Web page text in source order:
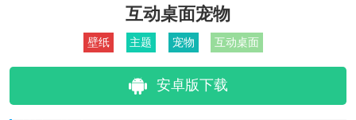
互动桌面宠物
壁纸 主题 宠物 互动桌面
安卓版下载